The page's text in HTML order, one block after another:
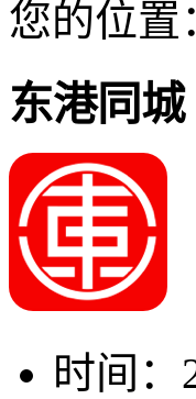
您的位置
东港同城
时间：